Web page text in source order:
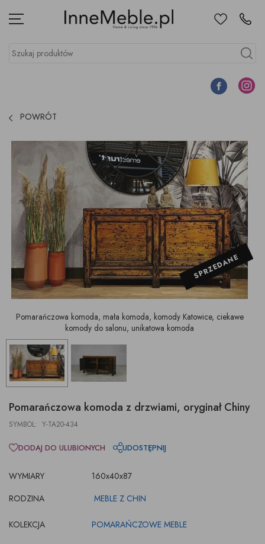
Menu UlubioneKontakt
Szukaj produktów
Szukaj
Facebook
POWRÓT
SPRZEDANE
Pomarańczowa komoda, mała komoda, komody Katowice, ciekawe
komody do salonu, unikatowa komoda
Pomarańczowa komoda z drzwiami, oryginał Chiny
SYMBOL: Y-TA20-434
WYMIARY
160x40x87
RODZINA
MEBLE Z CHIN
KOLEKCJA POMARAŃCZOWE MEBLE
DODAJ DO ULUBIONYCH UDOSTĘPNIJ